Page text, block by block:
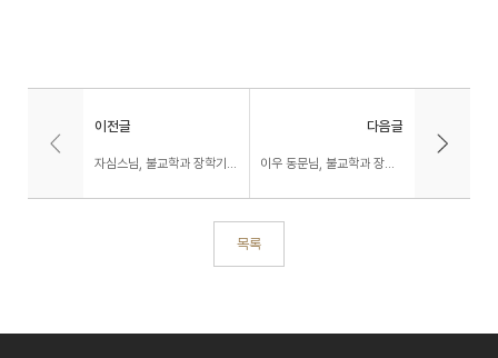
이전글
자심스님, 불교학과 장학기금 1백만원 기탁
다음글
이우 동문님, 불교학과 장학기금 1백만원 기탁
목록